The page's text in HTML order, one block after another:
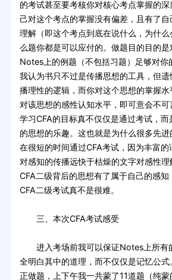
的考试甚至要考核你对核心考点掌握的
己对这个考点的掌握没有偏差，且有了
理解（即这个考点到底在说什么，为什
么题你都是可以应付的。做题目的目的
Notes上的例题（不包括习题）足够对你
我认为书只不过是传播思想的工具，但
播理性的逻辑，而你对这个思想的掌握
对该思想的感性认知水平，即可意会不
学习CFA的目标真不仅仅是通过考试，
的思想的乐趣。这也就是为什么很多先
在很短的时间通过CFA考试，因为丰富
对感知的传播远快于枯燥的文字对感性
CFA二级背后的思想有了属于自己的感知
CFA二级考试真不是很难。
三、本次CFA考试感受
进入考场前我可以保证Notes上所有
全明白其中的道理，而不仅仅是记忆公
正做题，上下午我一共蒙了11道题（纯